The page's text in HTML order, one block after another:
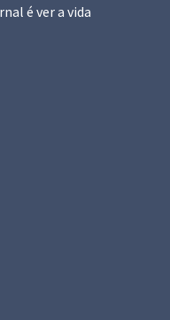
é ver a vida